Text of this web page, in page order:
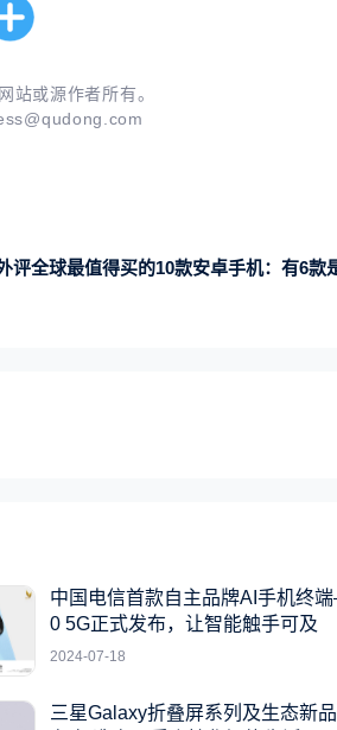
站或源作者所有。
评全球最值得买的10款安卓手机：有6款是国产
中国电信首款自主品牌AI手机终
0 5G正式发布，让智能触手可及
2024-07-18
三星Galaxy折叠屏系列及生态新